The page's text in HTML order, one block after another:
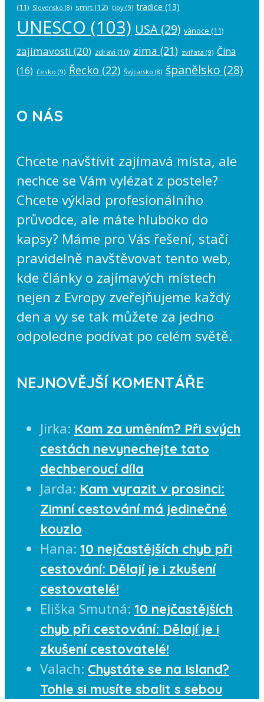
(11) Slovensko (8) smrt(12) tipy (9) tradice (13)
UNESCO (103) USA (29) vánoce (11)
zajímavosti (20) zdraví (10) zima (21) zvířata (9) Čína
(16) česko (9) Řecko (22) Švýcarsko (8) španělsko (28)
O NÁS
Chcete navštívit zajímavá místa, ale
nechce se Vám vylézat z postele?
Chcete výklad profesionálního
průvodce, ale máte hluboko do
kapsy? Máme pro Vás řešení, stačí
pravidelně navštěvovat tento web,
kde články o zajímavých místech
nejen z Evropy zveřejňujeme každý
den a vy se tak můžete za jedno
odpoledne podívat po celém světě.
NEJNOVĚJŠÍ KOMENTÁŘE
Jirka: Kam za uměním? Při svých
cestách nevynechejte tato
dechberoucí díla
Jarda: Kam vyrazit v prosinci:
Zimní cestování má jedinečné
kouzlo
Hana: 10 nejčastějších chyb při
cestování: Dělají je i zkušení
cestovatelé!
Eliška Smutná: 10 nejčastějších
chyb při cestování: Dělají je i
zkušení cestovatelé!
Valach: Chystáte se na Island?
Tohle si musíte sbalit s sebou